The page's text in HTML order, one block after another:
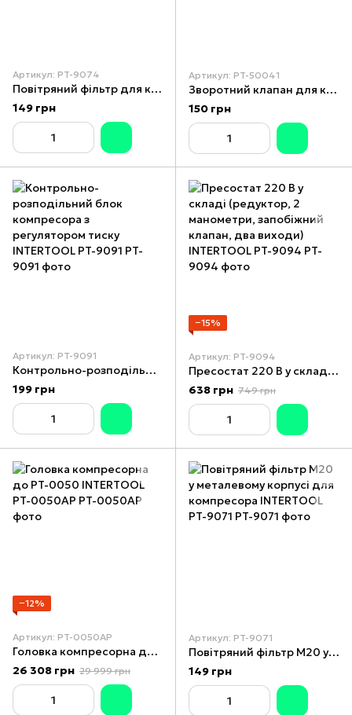
Артикул: PT-9074
Повітряний фільтр для компресора металевий корпус PT-0040/PT-0050/PT-0052 INTERTOOL PT-9074
149 грн
Артикул: PT-50041
Зворотний клапан для компресора PT-0003/PT-0004/PT-0009 INTERTOOL PT-5004
150 грн
Артикул: PT-9091
Контрольно-розподільний блок компресора з регулятором тиску INTERTOOL PT-9091
199 грн
−15%
Артикул: PT-9094
Пресостат 220 В у складі (редуктор, 2 манометри, запобіжний клапан, два виходи) INTERTOOL PT-9094
638 грн 749 грн
−12%
Артикул: PT-0050AP
Головка компресорна до PT-0050 INTERTOOL PT-0050AP
26 308 грн 29 999 грн
Артикул: PT-9071
Повітряний фільтр M20 у металевому корпусі для компресора INTERTOOL PT-9071
149 грн